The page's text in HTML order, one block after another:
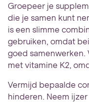
Groepeer je
die je samen kunt
is een slimme
gebruiken, omdat
goed samenwerken.
met vitamine K2,
Vermijd bepaalde
hinderen. Neem